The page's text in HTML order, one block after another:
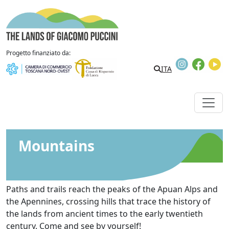
Skip to content
Progetto finanziato da:
ITA
Instagram
Mountains
Paths and trails reach the peaks of the Apuan Alps and
the Apennines, crossing hills that trace the history of
the lands from ancient times to the early twentieth
century. Come and see by yourself!